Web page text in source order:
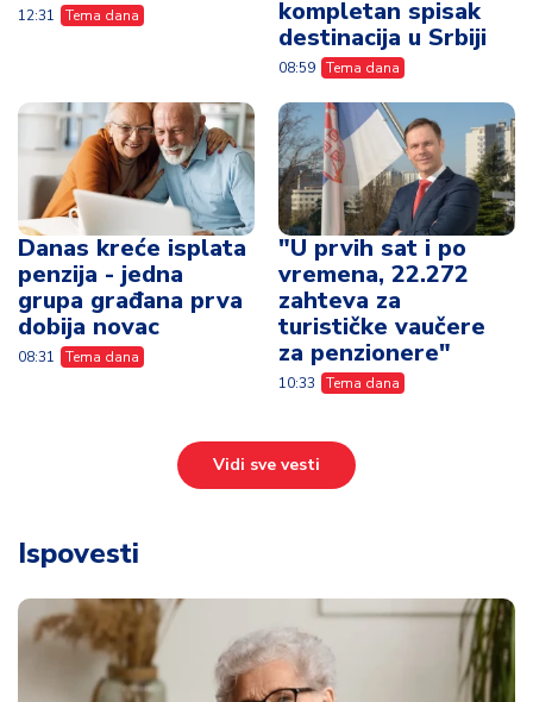
12:31 Tema dana
kompletan spisak
destinacija u Srbiji
08:59 Tema dana
Danas kreće isplata
penzija - jedna
grupa građana prva
dobija novac
08:31 Tema dana
"U prvih sat i po
vremena, 22.272
zahteva za
turističke vaučere
za penzionere"
10:33 Tema dana
Vidi sve vesti
Ispovesti